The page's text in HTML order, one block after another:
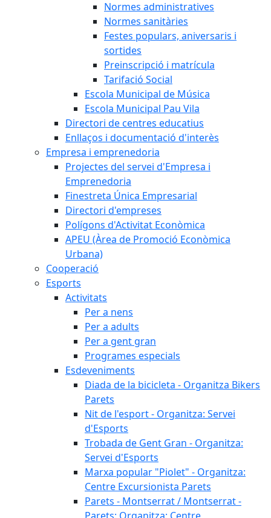
Normes administratives
Normes sanitàries
Festes populars, aniversaris i
sortides
Preinscripció i matrícula
Tarifació Social
Escola Municipal de Música
Escola Municipal Pau Vila
Directori de centres educatius
Enllaços i documentació d'interès
Empresa i emprenedoria
Projectes del servei d'Empresa i
Emprenedoria
Finestreta Única Empresarial
Directori d'empreses
Polígons d'Activitat Econòmica
APEU (Àrea de Promoció Econòmica
Urbana)
Cooperació
Esports
Activitats
Per a nens
Per a adults
Per a gent gran
Programes especials
Esdeveniments
Diada de la bicicleta - Organitza Bikers
Parets
Nit de l'esport - Organitza: Servei
d'Esports
Trobada de Gent Gran - Organitza:
Servei d'Esports
Marxa popular "Piolet" - Organitza:
Centre Excursionista Parets
Parets - Montserrat / Montserrat -